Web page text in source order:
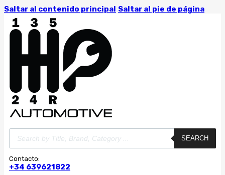
Saltar al contenido principal Saltar al pie de página
Búsqueda
de
productos
SEARCH
Contacto:
+34 639621822